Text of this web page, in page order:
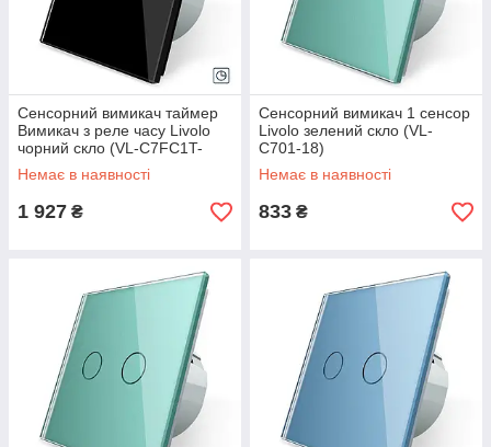
Сенсорний вимикач таймер
Вимикач з реле часу Livolo
чорний скло (VL-C7FC1T-
2GBP)
Немає в наявності
1 927 ₴
Сенсорний вимикач 1 сенсор
Livolo зелений скло (VL-
C701-18)
Немає в наявності
833 ₴